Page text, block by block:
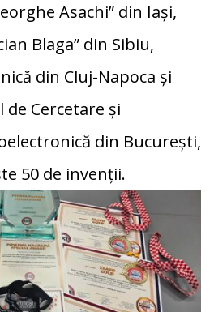
Asachi” din Iași,
Blaga” din Sibiu,
din Cluj-Napoca și
Cercetare și
din București,
50 de invenții.